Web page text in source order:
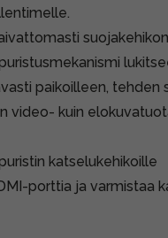
paikoilleen, tehden
video- kuin
katselukehikoille
porttia ja varmistaa